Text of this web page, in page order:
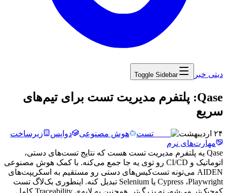
دیتی خبر Toggle Sidebar
‏Qase: پلتفرم مدیریت تست برای تیم‌های
سریع
۲۴ اردیبهشت تست هوش مصنوعی دواپس
زیرساخت
مهارت‌های نرم
Qase یه پلتفرم مدیریت تست هست که نتایج تست‌های دستی،
اتوماتیک و CI/CD رو توی یه جا جمع می‌کنه. با کمک هوش مصنوعی
AIDEN می‌تونه تست‌کیس‌های دستی رو مستقیم به اسکریپت‌های
Playwright، Cypress یا Selenium تبدیل کنه. اینطوری بک‌لاگ تست
کوچیک‌تر می‌شه، نه بزرگ‌تر. همچنین یه لایه‌ی Traceability کامل